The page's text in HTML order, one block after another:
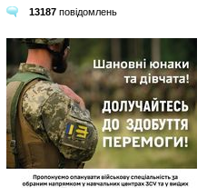
13187 повідомлень